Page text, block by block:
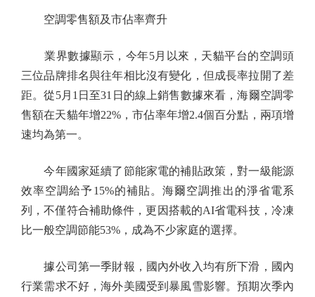
空調零售額及市佔率齊升
業界數據顯示，今年5月以來，天貓平台的空調頭
三位品牌排名與往年相比沒有變化，但成長率拉開了差
距。從5月1日至31日的線上銷售數據來看，海爾空調零
售額在天貓年增22%，市佔率年增2.4個百分點，兩項增
速均為第一。
今年國家延續了節能家電的補貼政策，對一級能源
效率空調給予15%的補貼。海爾空調推出的淨省電系
列，不僅符合補助條件，更因搭載的AI省電科技，冷凍
比一般空調節能53%，成為不少家庭的選擇。
據公司第一季財報，國內外收入均有所下滑，國內
行業需求不好，海外美國受到暴風雪影響。預期次季內